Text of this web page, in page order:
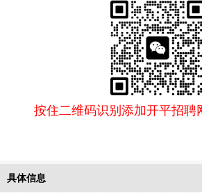
按住二维码识别添加开平招聘
具体信息